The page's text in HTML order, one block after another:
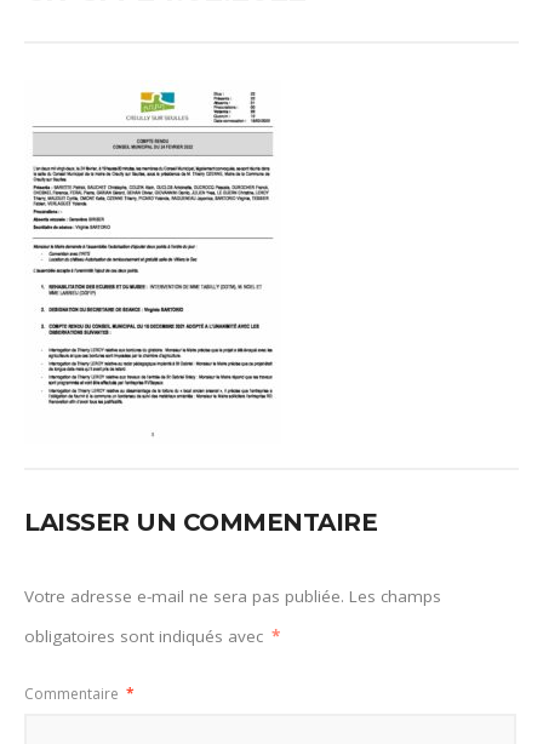
LAISSER UN COMMENTAIRE
Votre adresse e-mail ne sera pas publiée. Les champs
obligatoires sont indiqués avec *
Commentaire *